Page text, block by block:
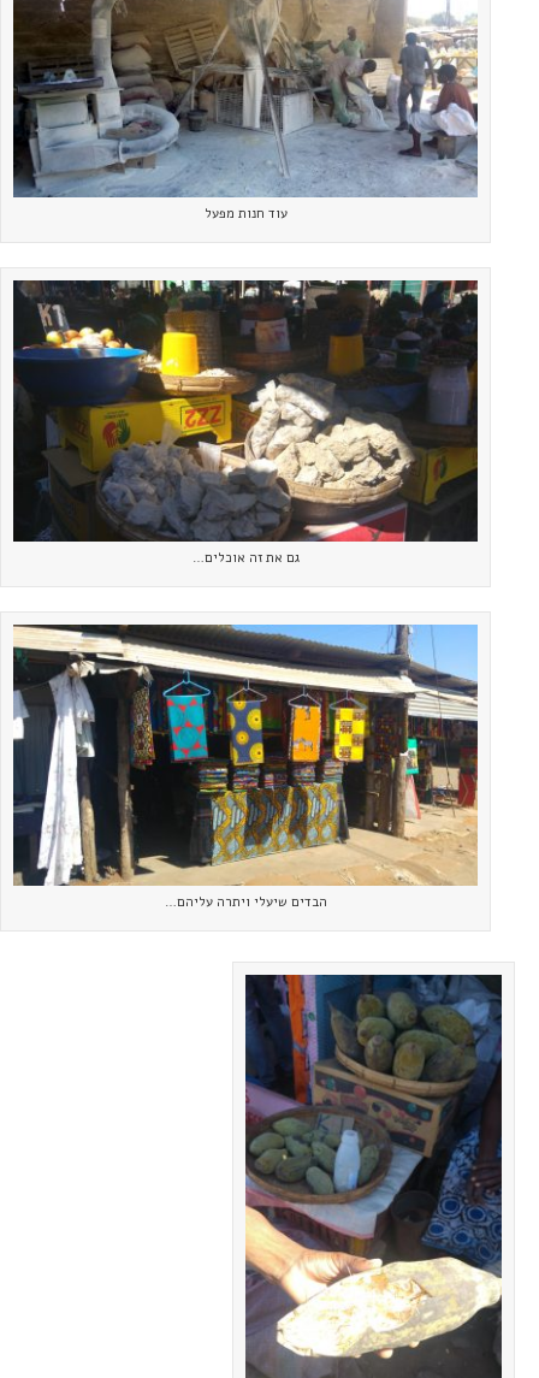
עוד חנות מפעל
גם את זה אוכלים…
הבדים שיעלי ויתרה עליהם…